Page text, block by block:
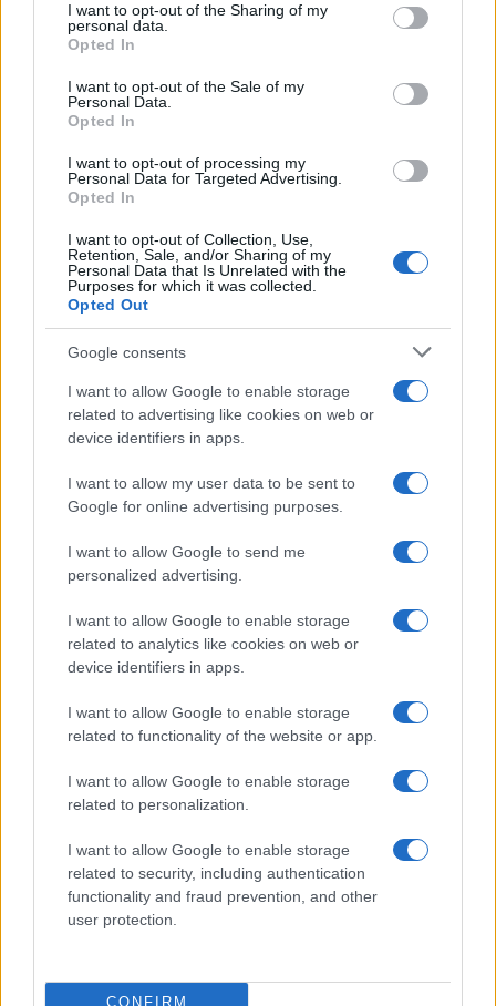
disclose it to other third parties.
Please note that this website/app uses one or more Google
services and may gather and store information including but
not limited to your visit or usage behaviour. You may click to
grant or deny consent to Google and its third-party tags to
consent section.
I want to opt-out of the Sharing of my
personal data.
Opted In
I want to opt-out of the Sale of my
Personal Data.
Opted In
I want to opt-out of processing my
Personal Data for Targeted Advertising.
Opted In
I want to opt-out of Collection, Use,
Retention, Sale, and/or Sharing of my
Personal Data that Is Unrelated with the
Purposes for which it was collected.
Opted Out
Google consents
I want to allow Google to enable storage
related to advertising like cookies on web or
device identifiers in apps.
I want to allow my user data to be sent to
Google for online advertising purposes.
I want to allow Google to send me
personalized advertising.
I want to allow Google to enable storage
related to analytics like cookies on web or
device identifiers in apps.
I want to allow Google to enable storage
related to functionality of the website or app.
I want to allow Google to enable storage
related to personalization.
I want to allow Google to enable storage
related to security, including authentication
functionality and fraud prevention, and other
user protection.
CONFIRM